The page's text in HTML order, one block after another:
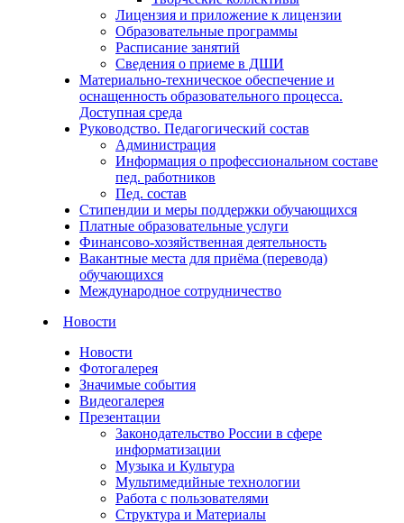
Лицензия и приложение к лицензии
Образовательные программы
Расписание занятий
Сведения о приеме в ДШИ
Материально-техническое обеспечение и
оснащенность образовательного процесса.
Доступная среда
Руководство. Педагогический состав
Администрация
Информация о профессиональном составе
пед. работников
Пед. состав
Стипендии и меры поддержки обучающихся
Платные образовательные услуги
Финансово-хозяйственная деятельность
Вакантные места для приёма (перевода)
обучающихся
Международное сотрудничество
Новости
Новости
Фотогалерея
Значимые события
Видеогалерея
Презентации
Законодательство России в сфере
информатизации
Музыка и Культура
Мультимедийные технологии
Работа с пользователями
Структура и Материалы